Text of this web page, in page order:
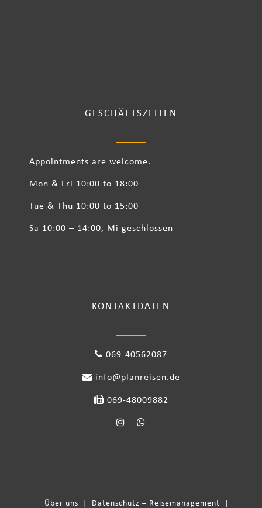
GESCHÄFTSZEITEN
Appointments are welcome.
Mon & Fri 10:00 to 18:00
Tue & Thu 10:00 to 15:00
Sa 10:00 – 14:00, Mi geschlossen
KONTAKTDATEN
069-40562087
info@planreisen.de
069-48009882
Über uns Datenschutz – Reisemanagement